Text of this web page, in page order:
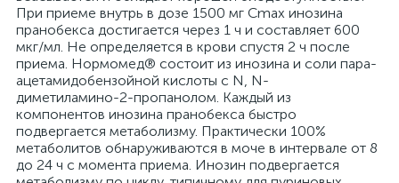
При приеме внутрь в дозе 1500 мг Cmax инозина
пранобекса достигается через 1 ч и составляет 600
мкг/мл. Не определяется в крови спустя 2 ч после
приема. Нормомед® состоит из инозина и соли пара-
ацетамидобензойной кислоты с N, N-
диметиламино-2-пропанолом. Каждый из
компонентов инозина пранобекса быстро
подвергается метаболизму. Практически 100%
метаболитов обнаруживаются в моче в интервале от 8
до 24 ч с момента приема. Инозин подвергается